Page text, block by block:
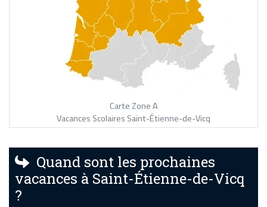
Carte Zone A
Vacances Scolaires Saint-Étienne-de-Vicq
Quand sont les prochaines
vacances à Saint-Étienne-de-Vicq
?